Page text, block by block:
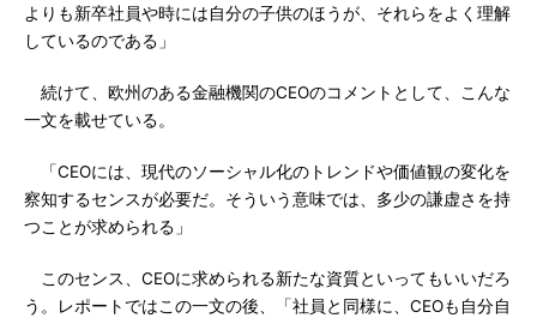
よりも新卒社員や時には自分の子供のほうが、それらをよく理解
しているのである」
続けて、欧州のある金融機関のCEOのコメントとして、こんな
一文を載せている。
「CEOには、現代のソーシャル化のトレンドや価値観の変化を
察知するセンスが必要だ。そういう意味では、多少の謙虚さを持
つことが求められる」
このセンス、CEOに求められる新たな資質といってもいいだろ
う。レポートではこの一文の後、「社員と同様に、CEOも自分自